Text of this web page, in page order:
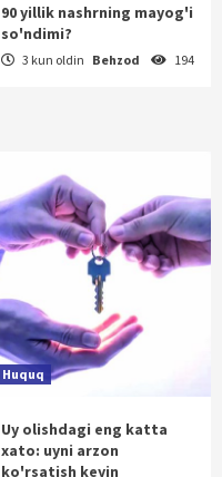
90 yillik nashrning mayog'i
so'ndimi?
3 kun oldin Behzod 194
Huquq
Uy olishdagi eng katta
xato: uyni arzon
ko'rsatish keyin